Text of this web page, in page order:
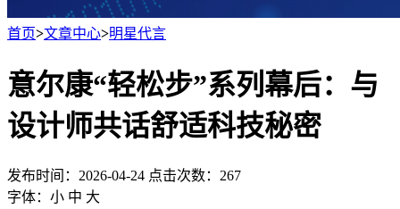
首页>文章中心>明星代言
意尔康“轻松步”系列幕后：与
设计师共话舒适科技秘密
发布时间：2026-04-24 点击次数：267
字体： 小 中 大